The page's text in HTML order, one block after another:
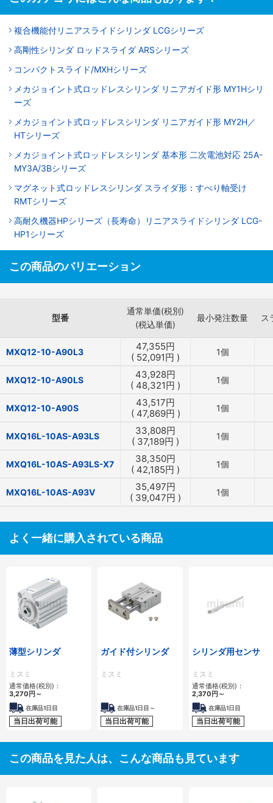
複合機能付リニアスライドシリンダ LCGシリーズ
高剛性シリンダ ロッドスライダ ARSシリーズ
コンパクトスライド/MXHシリーズ
メカジョイント式ロッドレスシリンダ リニアガイド形 MY1Hシリ
ーズ
メカジョイント式ロッドレスシリンダ リニアガイド形 MY2H／
HTシリーズ
メカジョイント式ロッドレスシリンダ 基本形 二次電池対応 25A-
MY3A/3Bシリーズ
マグネット式ロッドレスシリンダ スライダ形：すべり軸受け
RMTシリーズ
高耐久機器HPシリーズ（長寿命）リニアスライドシリンダ LCG-
HP1シリーズ
この商品のバリエーション
型番
通常単価(税別)
(税込単価)
最小発注数量 ス
MXQ12-10-A90L3 47,355円
( 52,091円 ) 1個
MXQ12-10-A90LS 43,928円
( 48,321円 ) 1個
MXQ12-10-A90S 43,517円
( 47,869円 ) 1個
MXQ16L-10AS-A93LS 33,808円
( 37,189円 ) 1個
MXQ16L-10AS-A93LS-X7 38,350円
( 42,185円 ) 1個
MXQ16L-10AS-A93V 35,497円
( 39,047円 ) 1個
よく一緒に購入されている商品
薄型シリンダ
ミスミ
通常価格(税別)：
3,270 円 ～
在庫品1日目
当日出荷可能
ガイド付シリンダ
ミスミ
在庫品1日目～
当日出荷可能
シリンダ用センサ
ミスミ
通常価格(税別)：
2,370 円 ～
在庫品1日目
当日出荷可能
この商品を見た人は、こんな商品も見ています